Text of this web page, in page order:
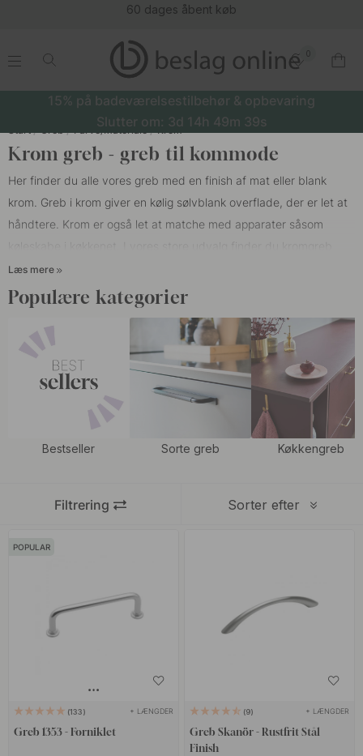
.
0
.
15% på badeværelsestilbehør & opbevaring
Slutter om: 3d 14h 49m 38s
Start Greb Farve/Materiale Krom
Krom greb - greb til kommode
Her finder du alle vores greb med en finish af mat eller blank
krom. Greb i krom giver en kølig sølvblank overflade, der er let at
håndtere. Krom er også let at matche med apparater såsom
med skiver, skålgreb, klassiske greb eller greb med et smukt feje
af svensk naturligt garvet læder fra Tärnsjö Garveri. Vi har et
bredt udvalg, så du kan finde et greb, der matcher din indretning,
og at du kan sætte dit personlige præg i hjemmet.Greber en lille
detalje, men kan give de gamle køkkendøre og garderobedøre en
anstændig lift. Match vores greb med vores stilfulde og moderne
for at give et spændende indtryk og et ensartet
Læs mere
Populære kategorier
Bestseller Sorte greb Køkkengreb
Sorter efter
Filtrering
POPULAR
133 + LÆNGDER
Greb 1353 - Forniklet
9 + LÆNGDER
Greb Skanör - Rustfrit Stål
Finish